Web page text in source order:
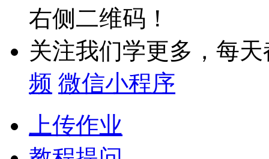
右侧二维码！
关注我们学更多，每
频 微信小程序
上传作业